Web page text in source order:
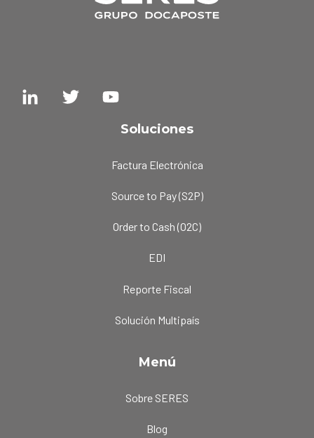
Soluciones
Factura Electrónica
Source to Pay (S2P)
Order to Cash (O2C)
EDI
Reporte Fiscal
Solución Multipaís
Menú
Sobre SERES
Blog